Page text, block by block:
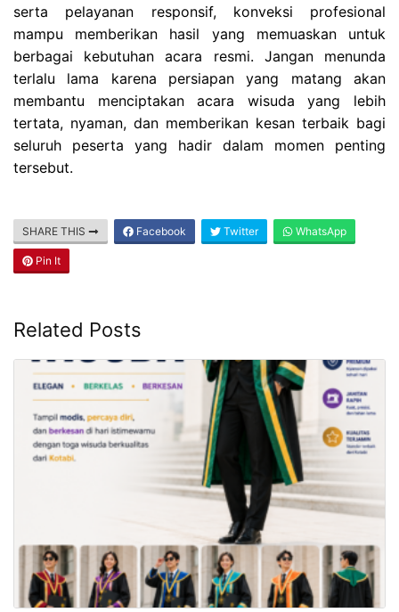
serta pelayanan responsif, konveksi profesional
mampu memberikan hasil yang memuaskan untuk
berbagai kebutuhan acara resmi. Jangan menunda
terlalu lama karena persiapan yang matang akan
membantu menciptakan acara wisuda yang lebih
tertata, nyaman, dan memberikan kesan terbaik bagi
seluruh peserta yang hadir dalam momen penting
tersebut.
SHARE THIS Facebook Twitter WhatsApp
Pin It
Related Posts